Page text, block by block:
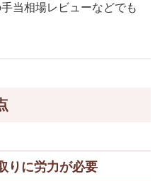
当相場レビューなどでも
りに労力が必要